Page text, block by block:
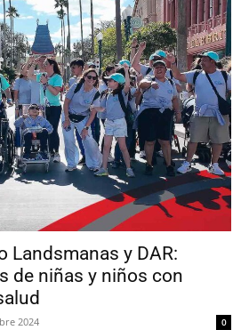
Landsmanas y DAR:
de niñas y niños con
2024 0